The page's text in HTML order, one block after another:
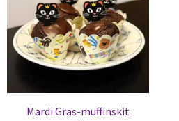
Mardi Gras-muffinskit